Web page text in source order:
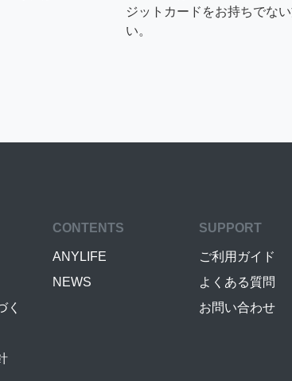
ジットカードをお持ちでな
い。
く
CONTENTS
ANYLIFE
NEWS
SUPPORT
ご利用ガイド
よくある質問
お問い合わせ